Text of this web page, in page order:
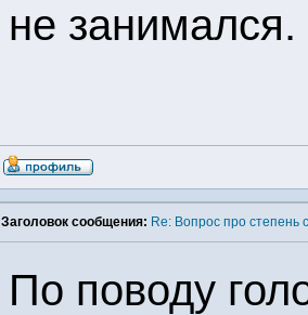
не занимался.
Заголовок сообщения: Re: Вопрос про степень
По поводу